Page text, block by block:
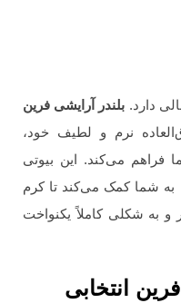
دارد. بلندر آرایشی فرین
نرم و لطیف خود،
فراهم می‌کند. این بیوتی
به شما کمک می‌کند تا کرم
و به شکلی کاملاً یکنواخت
چرا بلندر Super Soft فرین انتخابی